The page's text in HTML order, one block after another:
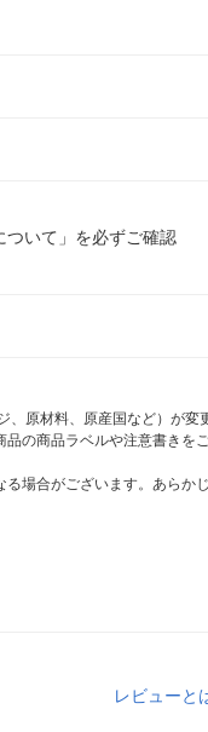
ついて」を必ずご確認
、原材料、原産国など）が変
品の商品ラベルや注意書きを
場合がございます。あらかじ
レビューと